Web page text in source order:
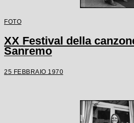
FOTO
XX Festival della
Sanremo
25 FEBBRAIO 1970